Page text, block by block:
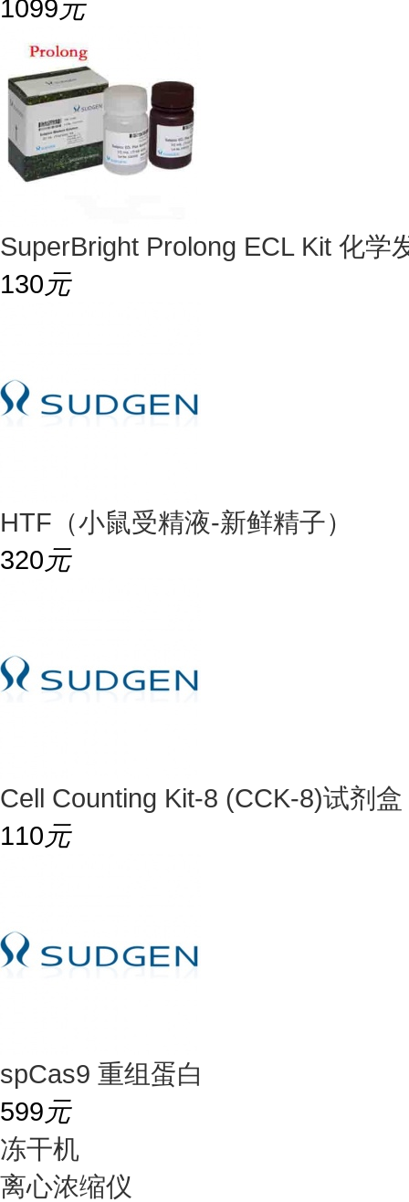
1099元
SuperBright Prolong ECL Kit 化学
130元
HTF（小鼠受精液-新鲜精子）
320元
Cell Counting Kit-8 (CCK-8)试剂盒
110元
spCas9 重组蛋白
599元
冻干机
离心浓缩仪